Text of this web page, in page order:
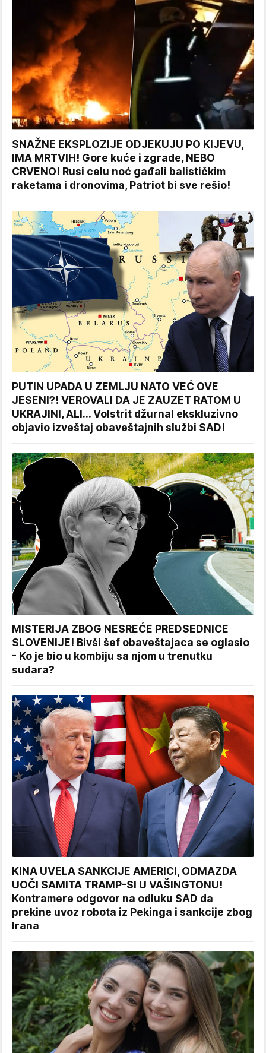
SNAŽNE EKSPLOZIJE ODJEKUJU PO KIJEVU,
IMA MRTVIH! Gore kuće i zgrade, NEBO
CRVENO! Rusi celu noć gađali balističkim
raketama i dronovima, Patriot bi sve rešio!
PUTIN UPADA U ZEMLJU NATO VEĆ OVE
JESENI?! VEROVALI DA JE ZAUZET RATOM U
UKRAJINI, ALI... Volstrit džurnal ekskluzivno
objavio izveštaj obaveštajnih službi SAD!
MISTERIJA ZBOG NESREĆE PREDSEDNICE
SLOVENIJE! Bivši šef obaveštajaca se oglasio
- Ko je bio u kombiju sa njom u trenutku
sudara?
KINA UVELA SANKCIJE AMERICI, ODMAZDA
UOČI SAMITA TRAMP-SI U VAŠINGTONU!
Kontramere odgovor na odluku SAD da
prekine uvoz robota iz Pekinga i sankcije zbog
Irana